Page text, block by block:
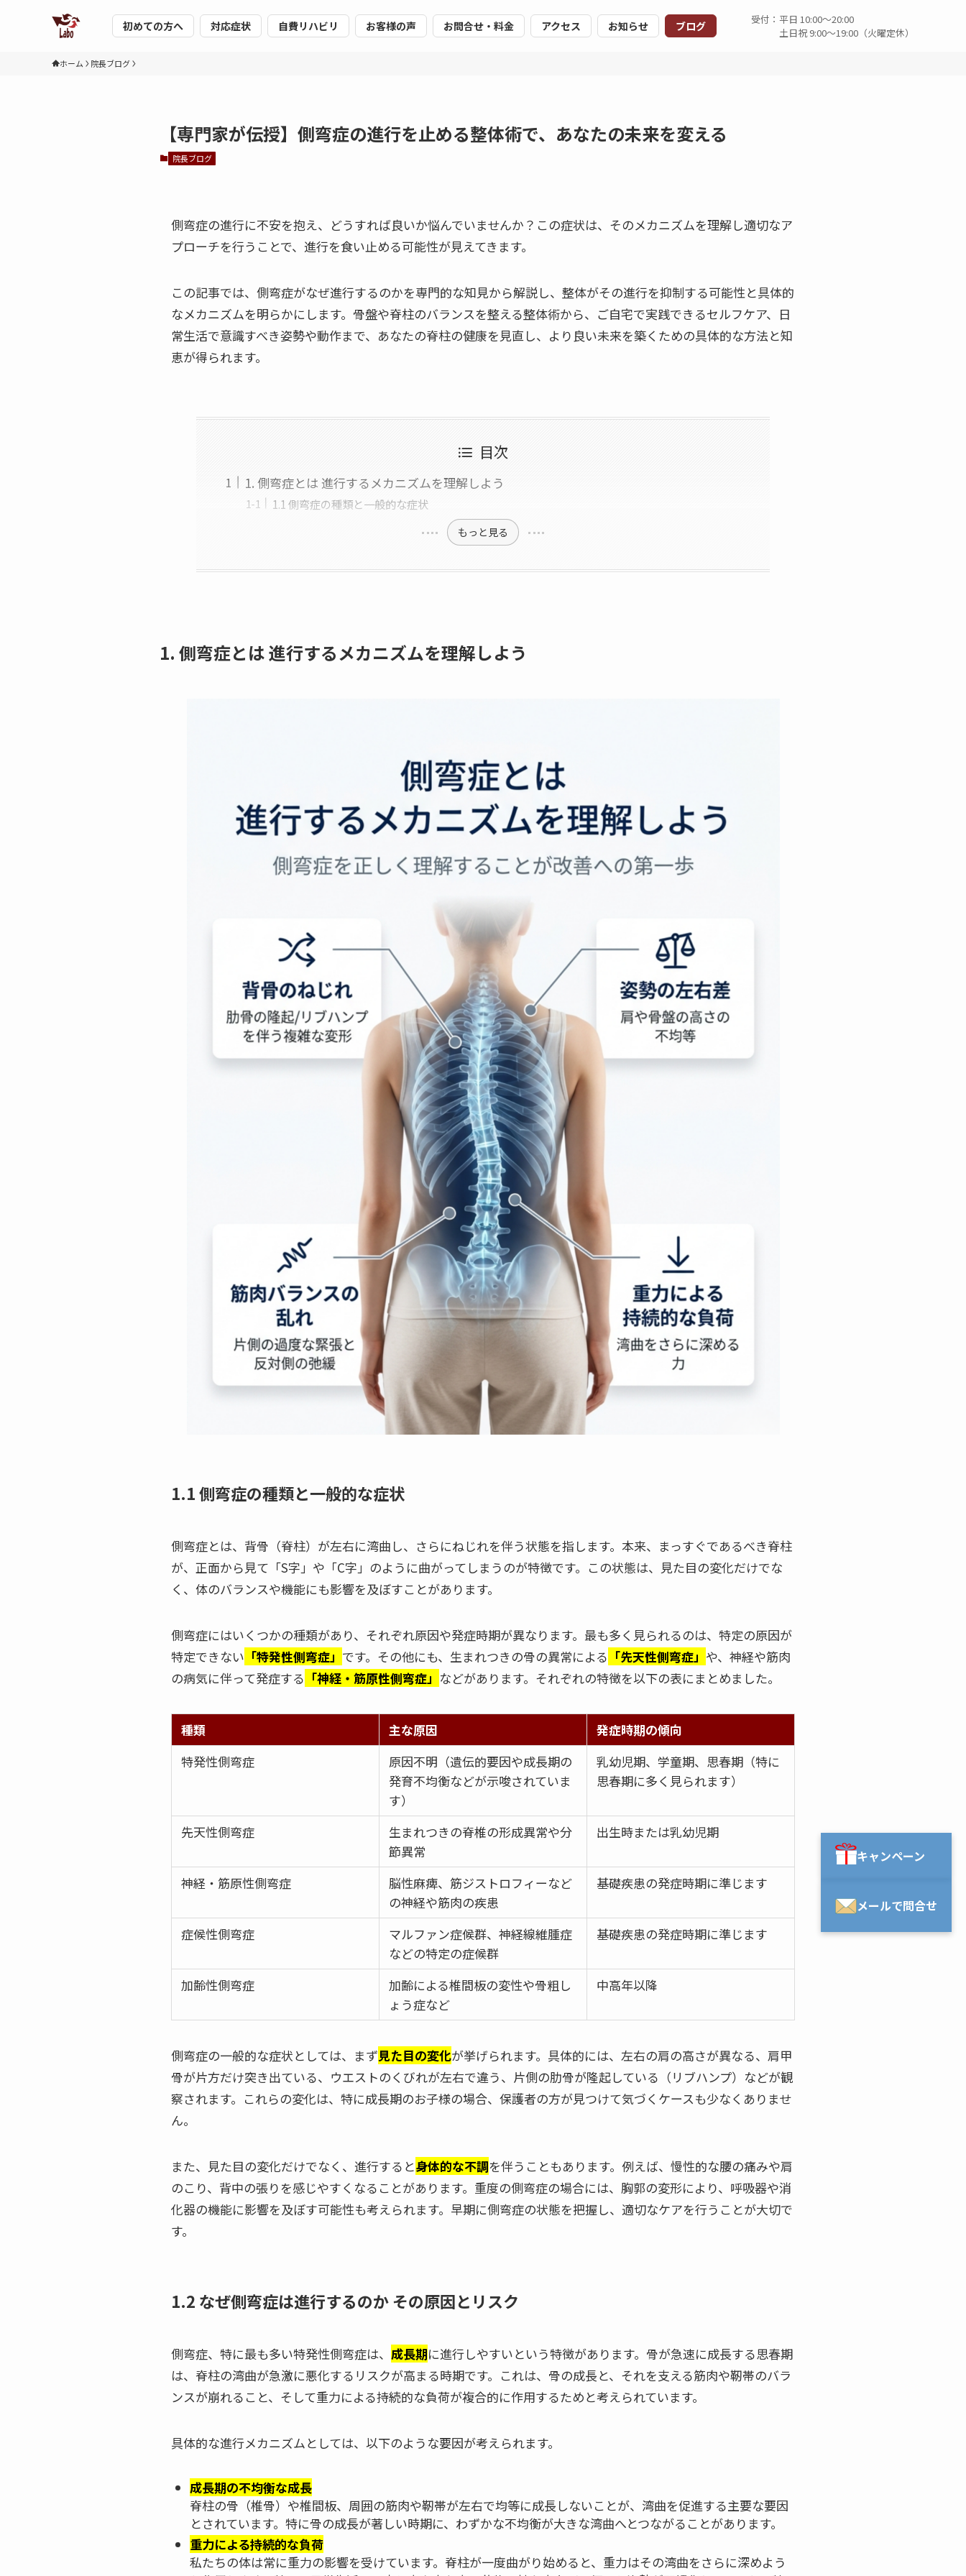
初めての方へ 対応症状 自費リハビリ お客様の声 お問合せ・料金 アクセス お知らせ ブログ 受付： 平日 10:00～20:00
土日祝 9:00～19:00（火曜定休）
ホーム 院長ブログ
【専門家が伝授】側弯症の進行を止める整体術で、あなたの未来を変える
院長ブログ
側弯症の進行に不安を抱え、どうすれば良いか悩んでいませんか？この症状は、そのメカニズムを理解し適切なア
プローチを行うことで、進行を食い止める可能性が見えてきます。
この記事では、側弯症がなぜ進行するのかを専門的な知見から解説し、整体がその進行を抑制する可能性と具体的
なメカニズムを明らかにします。骨盤や脊柱のバランスを整える整体術から、ご自宅で実践できるセルフケア、日
常生活で意識すべき姿勢や動作まで、あなたの脊柱の健康を見直し、より良い未来を築くための具体的な方法と知
恵が得られます。
目次
1. 側弯症とは 進行するメカニズムを理解しよう
1.1 側弯症の種類と一般的な症状
もっと見る
1. 側弯症とは 進行するメカニズムを理解しよう
1.1 側弯症の種類と一般的な症状
側弯症とは、背骨（脊柱）が左右に湾曲し、さらにねじれを伴う状態を指します。本来、まっすぐであるべき脊柱
が、正面から見て「S字」や「C字」のように曲がってしまうのが特徴です。この状態は、見た目の変化だけでな
く、体のバランスや機能にも影響を及ぼすことがあります。
側弯症にはいくつかの種類があり、それぞれ原因や発症時期が異なります。最も多く見られるのは、特定の原因が
特定できない 「特発性側弯症」 です。その他にも、生まれつきの骨の異常による 「先天性側弯症」 や、神経や筋肉
の病気に伴って発症する 「神経・筋原性側弯症」 などがあります。それぞれの特徴を以下の表にまとめました。
種類 主な原因
発症時期の傾向
特発性側弯症
原因不明（遺伝的要因や成長期の
発育不均衡などが示唆されていま
す）
乳幼児期、学童期、思春期（特に
思春期に多く見られます）
先天性側弯症
生まれつきの脊椎の形成異常や分
節異常
出生時または乳幼児期
神経・筋原性側弯症
脳性麻痺、筋ジストロフィーなど
の神経や筋肉の疾患
基礎疾患の発症時期に準じます
症候性側弯症
マルファン症候群、神経線維腫症
などの特定の症候群
基礎疾患の発症時期に準じます
加齢性側弯症
加齢による椎間板の変性や骨粗し
ょう症など
中高年以降
側弯症の一般的な症状としては、まず見た目の変化が挙げられます。具体的には、左右の肩の高さが異なる、肩甲
骨が片方だけ突き出ている、ウエストのくびれが左右で違う、片側の肋骨が隆起している（リブハンプ）などが観
察されます。これらの変化は、特に成長期のお子様の場合、保護者の方が見つけて気づくケースも少なくありませ
ん。
また、見た目の変化だけでなく、進行すると身体的な不調を伴うこともあります。例えば、慢性的な腰の痛みや肩
のこり、背中の張りを感じやすくなることがあります。重度の側弯症の場合には、胸郭の変形により、呼吸器や消
化器の機能に影響を及ぼす可能性も考えられます。早期に側弯症の状態を把握し、適切なケアを行うことが大切で
す。
1.2 なぜ側弯症は進行するのか その原因とリスク
側弯症、特に最も多い特発性側弯症は、 成長期に進行しやすいという特徴があります。骨が急速に成長する思春期
は、脊柱の湾曲が急激に悪化するリスクが高まる時期です。これは、骨の成長と、それを支える筋肉や靭帯のバラ
ンスが崩れること、そして重力による持続的な負荷が複合的に作用するためと考えられています。
具体的な進行メカニズムとしては、以下のような要因が考えられます。
成長期の不均衡な成長
脊柱の骨（椎骨）や椎間板、周囲の筋肉や靭帯が左右で均等に成長しないことが、湾曲を促進する主要な要因
とされています。特に骨の成長が著しい時期に、わずかな不均衡が大きな湾曲へとつながることがあります。
重力による持続的な負荷
私たちの体は常に重力の影響を受けています。脊柱が一度曲がり始めると、重力はその湾曲をさらに深めよう
キャンペーン
メールで問合せ